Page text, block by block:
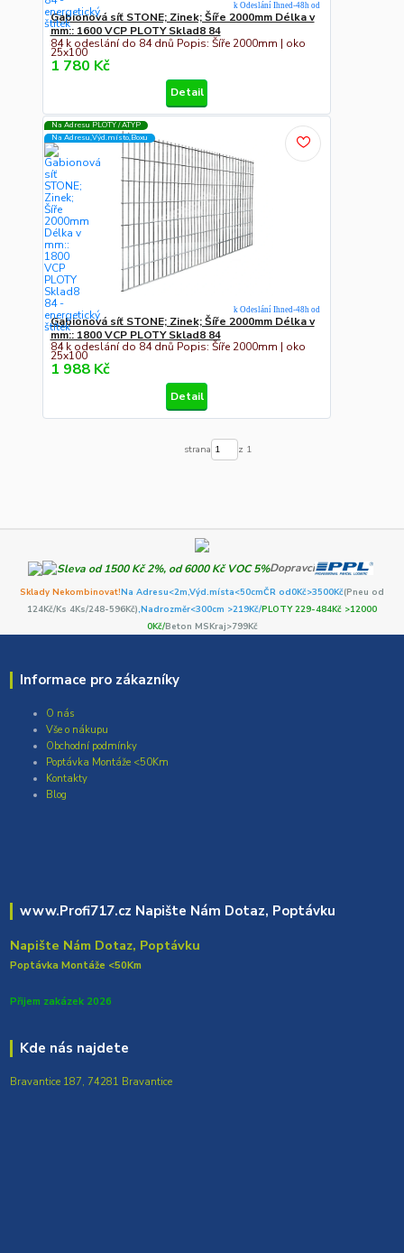
Gabionová síť STONE; Zinek; Šíře 2000mm Délka v
mm:: 1600 VCP PLOTY Sklad8 84
84 k odeslání do 84 dnů Popis: Šíře 2000mm | oko
25x100
1 780 Kč
k Odeslání Ihned-48h od
Detail
Na Adresu PLOTY / ATYP
Na Adresu,Výd.místo,Boxu
Gabionová síť STONE; Zinek; Šíře 2000mm Délka v
mm:: 1800 VCP PLOTY Sklad8 84
84 k odeslání do 84 dnů Popis: Šíře 2000mm | oko
25x100
1 988 Kč
k Odeslání Ihned-48h od
Detail
strana z 1
Dopravci
Sklady Nekombinovat!Na Adresu<2m,Výd.místa<50cmČR od0Kč>3500Kč(Pneu od
124Kč/Ks 4Ks/248-596Kč),Nadrozměr<300cm >219Kč/PLOTY 229-484Kč >12000
0Kč/Beton MSKraj>799Kč
Informace pro zákazníky
O nás
Vše o nákupu
Obchodní podmínky
Poptávka Montáže <50Km
Kontakty
Blog
www.Profi717.cz Napište Nám Dotaz, Poptávku
Napište Nám Dotaz, Poptávku
Poptávka Montáže <50Km
Přijem zakázek 2026
Kde nás najdete
Bravantice 187, 74281 Bravantice